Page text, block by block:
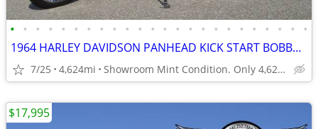
• • • • • • • • • • • • • • • • • • • • • • • •
1964 HARLEY DAVIDSON PANHEAD KICK START BOBBER MINT CONDITION
7/25 4,624mi Showroom Mint Condition. Only 4,624 Miles.
$17,995